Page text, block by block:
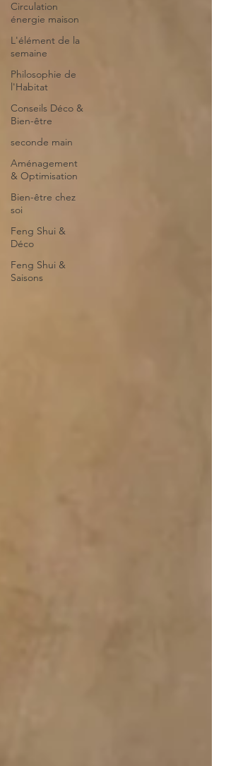
Circulation
énergie maison
L'élément de la
semaine
Philosophie de
l'Habitat
Conseils Déco &
Bien-être
seconde main
Aménagement
& Optimisation
Bien-être chez
soi
Feng Shui &
Déco
Feng Shui &
Saisons